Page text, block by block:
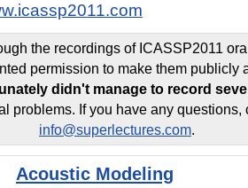
the recordings of ICASSP2011
permission to make them publicly
didn't manage to record
problems. If you have any questions,
info@superlectures.com.
Acoustic Modeling